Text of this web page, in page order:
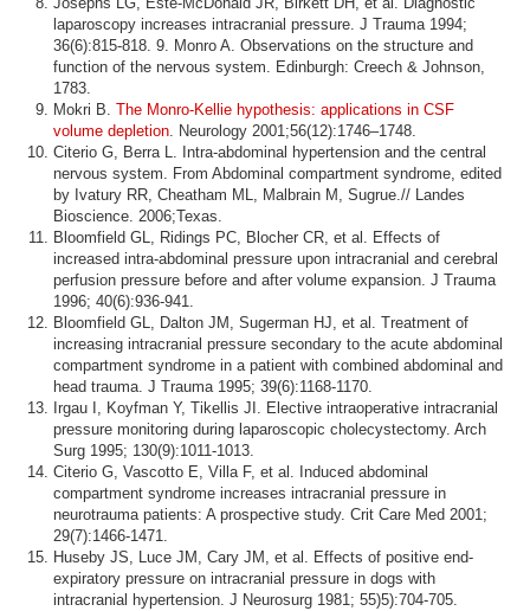
laparoscopy increases intracranial pressure. J Trauma 1994;
36(6):815-818. 9. Monro A. Observations on the structure and
function of the nervous system. Edinburgh: Creech & Johnson,
1783.
Mokri B. The Monro-Kellie hypothesis: applications in CSF
volume depletion. Neurology 2001;56(12):1746–1748.
Citerio G, Berra L. Intra-abdominal hypertension and the central
nervous system. From Abdominal compartment syndrome, edited
by Ivatury RR, Cheatham ML, Malbrain M, Sugrue.// Landes
Bioscience. 2006;Texas.
Bloomfield GL, Ridings PC, Blocher CR, et al. Effects of
increased intra-abdominal pressure upon intracranial and cerebral
perfusion pressure before and after volume expansion. J Trauma
1996; 40(6):936-941.
Bloomfield GL, Dalton JM, Sugerman HJ, et al. Treatment of
increasing intracranial pressure secondary to the acute abdominal
compartment syndrome in a patient with combined abdominal and
head trauma. J Trauma 1995; 39(6):1168-1170.
Irgau I, Koyfman Y, Tikellis JI. Elective intraoperative intracranial
pressure monitoring during laparoscopic cholecystectomy. Arch
Surg 1995; 130(9):1011-1013.
Citerio G, Vascotto E, Villa F, et al. Induced abdominal
compartment syndrome increases intracranial pressure in
neurotrauma patients: A prospective study. Crit Care Med 2001;
29(7):1466-1471.
Huseby JS, Luce JM, Cary JM, et al. Effects of positive end-
expiratory pressure on intracranial pressure in dogs with
intracranial hypertension. J Neurosurg 1981; 55)5):704-705.